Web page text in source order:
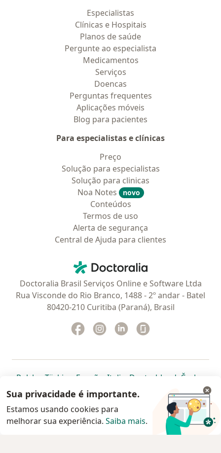
Especialistas
Clínicas e Hospitais
Planos de saúde
Pergunte ao especialista
Medicamentos
Serviços
Doencas
Perguntas frequentes
Aplicações móveis
Blog para pacientes
Para especialistas e clínicas
Preço
Solução para especialistas
Solução para clinicas
Noa Notes
novo
Conteúdos
Termos de uso
Alerta de segurança
Central de Ajuda para clientes
Doctoralia - Homepage
Doctoralia Brasil Serviços Online e Software Ltda
Rua Visconde do Rio Branco, 1488 - 2º andar - Batel
80420-210 Curitiba (Paraná), Brasil
Facebook
abre num novo separador
Instagram
abre num novo separador
Linkedin
abre num novo
Polska abre num novo separador
Türkiye abre num novo separador
España abre num novo separador
Italia abre num novo
Deutschlandabre num
Česko
Portugal abre num novo separador
, México abre num novo separador
, abre num novo separador
Brasil abre num novoabre num
abre
Colombia abre num novo
www.doctoralia.com.br © 2026 - Agende agora sua
Sua privacidade é importante.
Estamos usando cookies para
melhorar sua experiência. Saiba mais.